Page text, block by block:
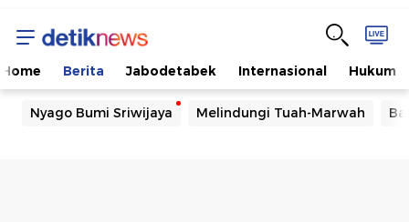
Home Berita Jabodetabek Internasional Hukum
Nyago Bumi Sriwijaya Melindungi Tuah-Marwah